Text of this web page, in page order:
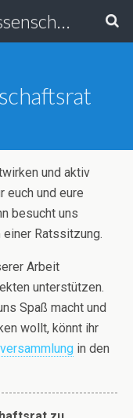
Fachschaft Sozialwissenschaften
und aktiv
euch und eure
besucht uns
einer Ratssitzung.
Arbeit
unterstützen.
Spaß macht und
wollt, könnt ihr
in den